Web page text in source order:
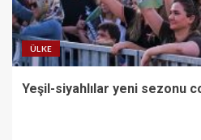
ÜLKE
Yeşil-siyahlılar yeni sezonu